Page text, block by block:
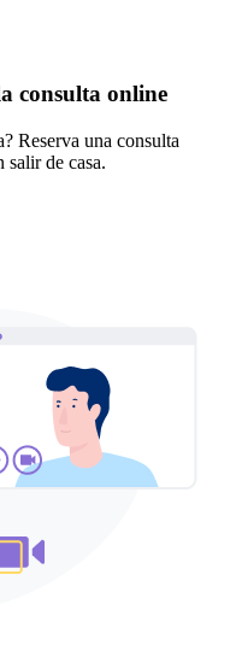
consulta online
Reserva una consulta
salir de casa.